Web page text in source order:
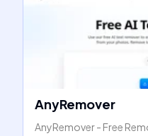
AnyRemover
AnyRemover - Free